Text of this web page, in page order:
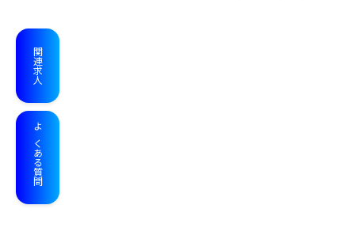
関連求人
よくある質問